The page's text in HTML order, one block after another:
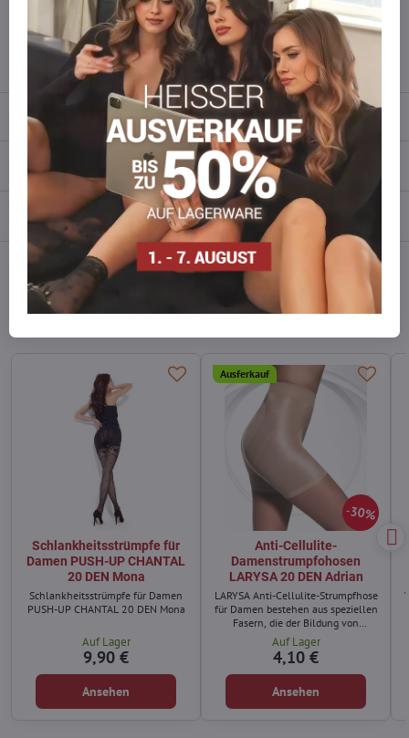
info​​@everlady​​.eu
Beschreibung
Bewertungen
Diskussion 0
FacebookTwitter WhatsApp
Schlankheitsstrümpfe für
Damen PUSH-UP CHANTAL
20 DEN Mona
Schlankheitsstrümpfe für Damen
PUSH-UP CHANTAL 20 DEN Mona
Auf Lager
9,90 €
Ansehen
30%
Ausferkauf
Anti-Cellulite-
Damenstrumpfohosen
LARYSA 20 DEN Adrian
LARYSA Anti-Cellulite-Strumpfhose
für Damen bestehen aus speziellen
Fasern, die der Bildung von
Cellulite vorbeugen.
Auf Lager
4,10 €
Ansehen